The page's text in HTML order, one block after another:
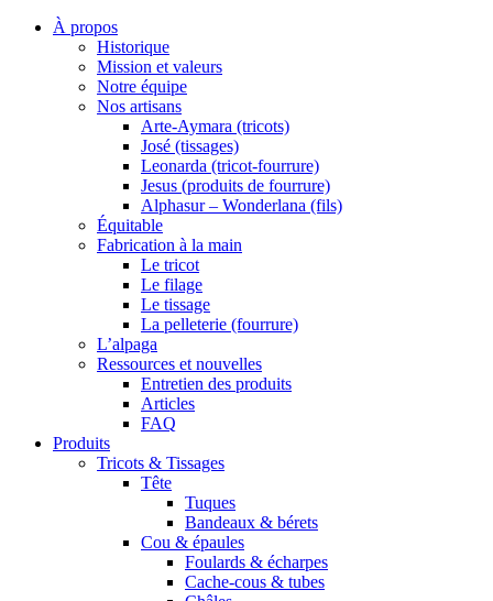
À propos
Historique
Mission et valeurs
Notre équipe
Nos artisans
Arte-Aymara (tricots)
José (tissages)
Leonarda (tricot-fourrure)
Jesus (produits de fourrure)
Alphasur – Wonderlana (fils)
Équitable
Fabrication à la main
Le tricot
Le filage
Le tissage
La pelleterie (fourrure)
L’alpaga
Ressources et nouvelles
Entretien des produits
Articles
FAQ
Produits
Tricots & Tissages
Tête
Tuques
Bandeaux & bérets
Cou & épaules
Foulards & écharpes
Cache-cous & tubes